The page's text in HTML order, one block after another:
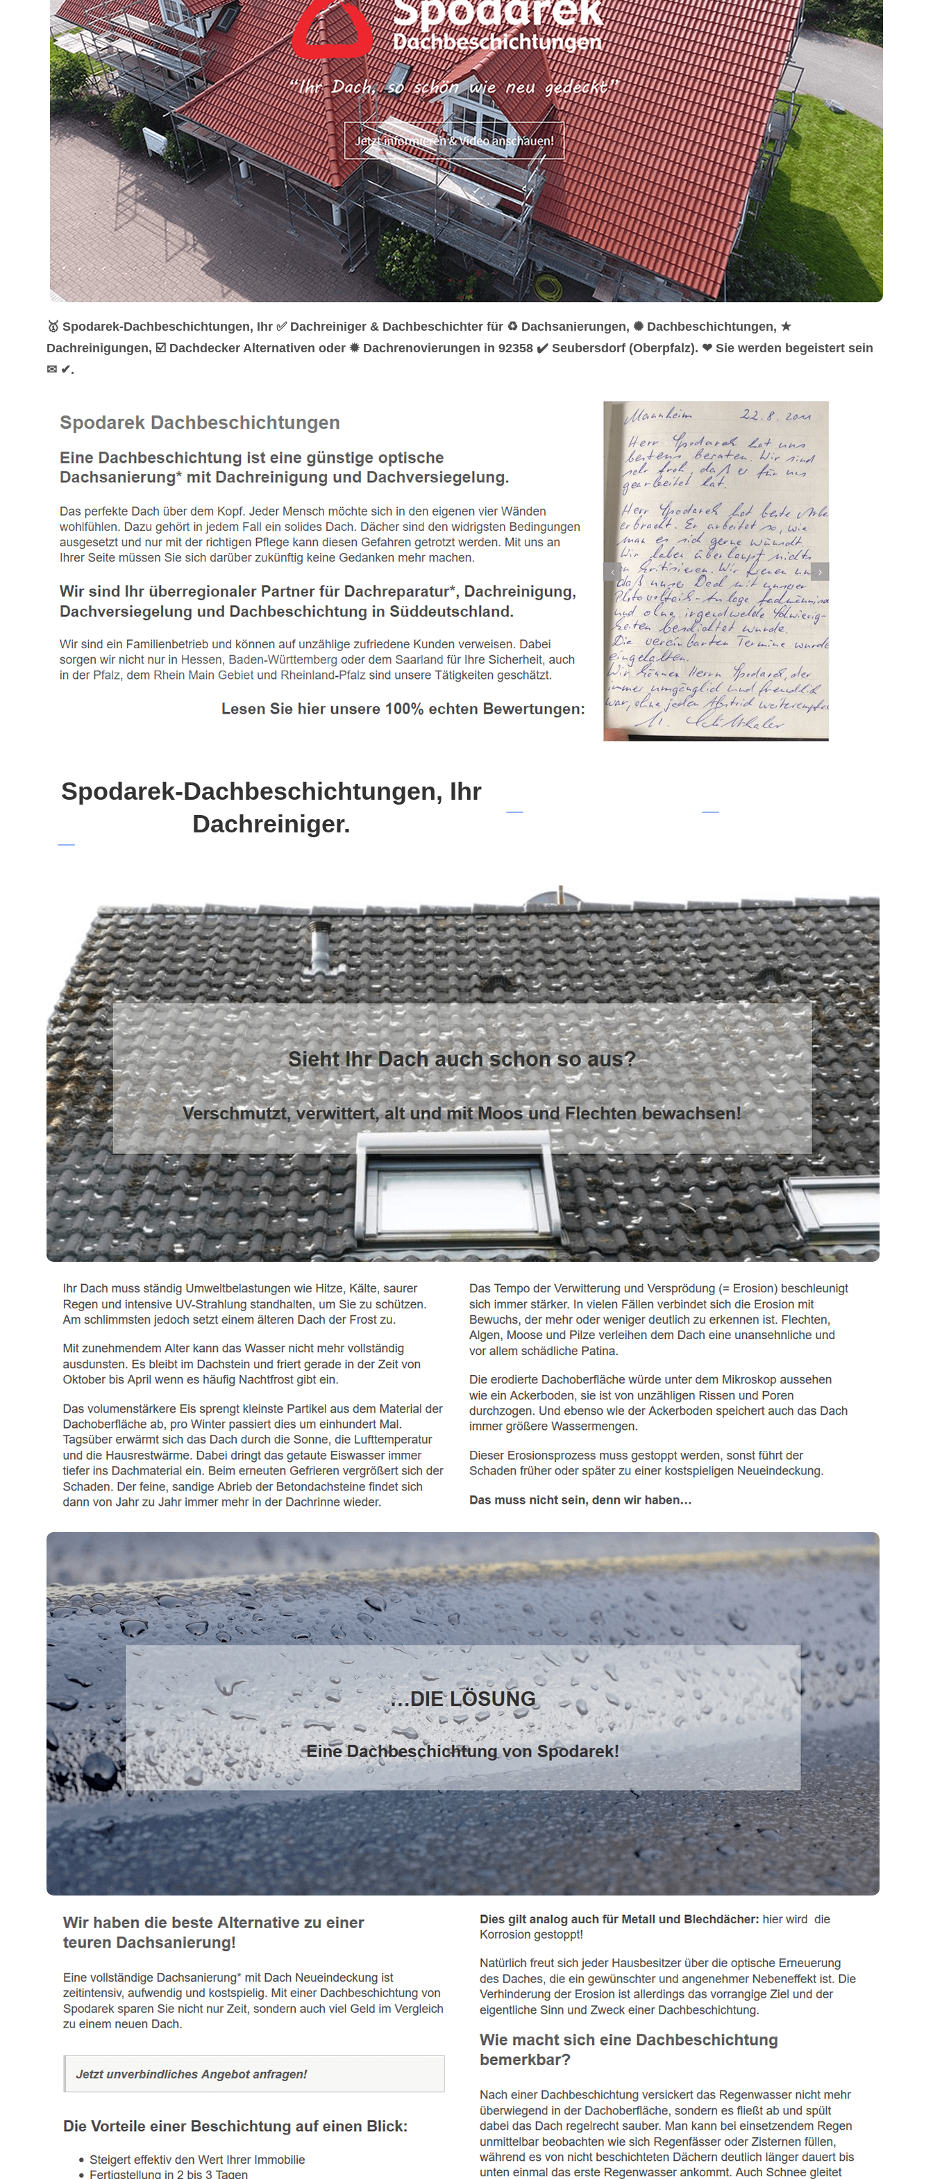
🥇 Spodarek-Dachbeschichtungen, Ihr ✅ Dachreiniger & Dachbeschichter für ♻ Dachsanierungen, ✺ Dachbeschichtungen, ★
Dachreinigungen, ☑️ Dachdecker Alternativen oder ✹ Dachrenovierungen in 92358 ✔️ Seubersdorf (Oberpfalz). ❤ Sie werden begeistert sein
✉ ✔.
Spodarek-Dachbeschichtungen, Ihr
Dachreiniger.